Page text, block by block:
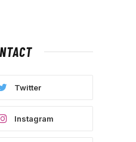
Twitter
Instagram